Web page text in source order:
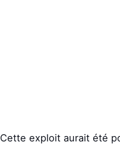
Cette exploit aurait été